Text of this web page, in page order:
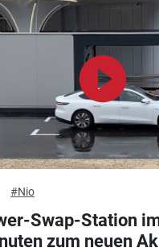
#Nio
Swap-Station
zum neuen